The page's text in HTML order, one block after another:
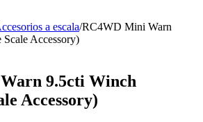
a escala/RC4WD Mini Warn
Accessory)
9.5cti Winch
Accessory)